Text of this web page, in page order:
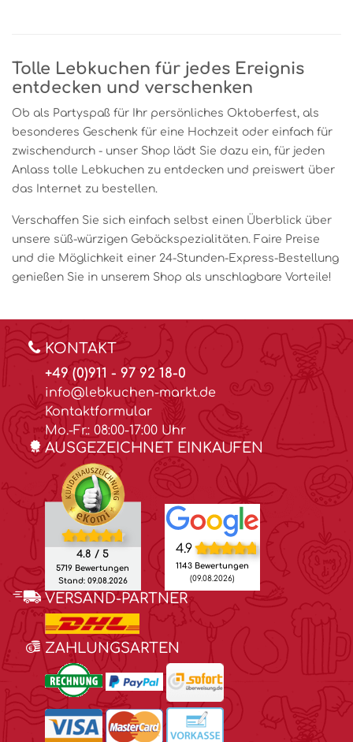
Tolle Lebkuchen für jedes Ereignis
entdecken und verschenken
Ob als Partyspaß für Ihr persönliches Oktoberfest, als
besonderes Geschenk für eine Hochzeit oder einfach für
zwischendurch - unser Shop lädt Sie dazu ein, für jeden
Anlass tolle Lebkuchen zu entdecken und preiswert über
das Internet zu bestellen.
Verschaffen Sie sich einfach selbst einen Überblick über
unsere süß-würzigen Gebäckspezialitäten. Faire Preise
und die Möglichkeit einer 24-Stunden-Express-Bestellung
genießen Sie in unserem Shop als unschlagbare Vorteile!
KONTAKT
+49 (0)911 - 97 92 18-0
info@lebkuchen-markt.de
Kontaktformular
Mo.-Fr.: 08:00-17:00 Uhr
AUSGEZEICHNET EINKAUFEN
4.8 / 5
5719 Bewertungen
Stand: 09.08.2026
4.9
1143 Bewertungen
(09.08.2026)
VERSAND-PARTNER
ZAHLUNGSARTEN